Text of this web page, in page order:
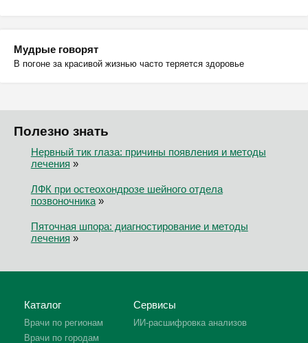
Мудрые говорят
В погоне за красивой жизнью часто теряется здоровье
Полезно знать
Нервный тик глаза: причины появления и методы
лечения »
ЛФК при остеохондрозе шейного отдела
позвоночника»
Пяточная шпора: диагностирование и методы
лечения »
Каталог
Врачи по регионам
Врачи по городам
Сервисы
ИИ-расшифровка анализов